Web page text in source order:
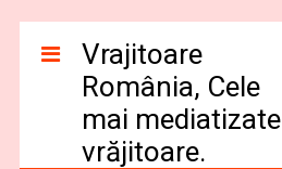
Vrajitoare
România, Cele
mai mediatizate
vrăjitoare.